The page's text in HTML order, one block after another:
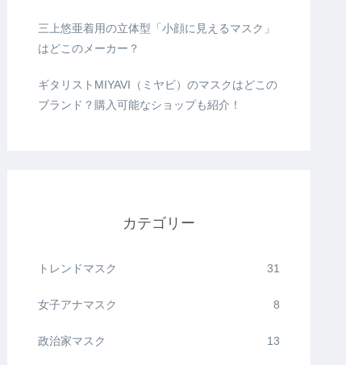
三上悠亜着用の立体型「小顔に見えるマスク」
はどこのメーカー？
ギタリストMIYAVI（ミヤビ）のマスクはどこの
ブランド？購入可能なショップも紹介！
カテゴリー
トレンドマスク 31
女子アナマスク 8
政治家マスク 13